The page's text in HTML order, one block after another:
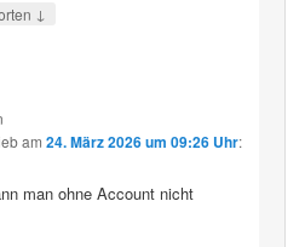
↓
am24. März 2026 um 09:26 Uhr:
man ohne Account nicht